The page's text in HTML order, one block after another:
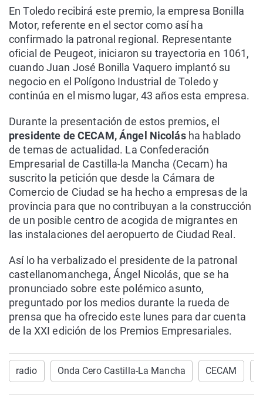
En Toledo recibirá este premio, la empresa Bonilla
Motor, referente en el sector como así ha
confirmado la patronal regional. Representante
oficial de Peugeot, iniciaron su trayectoria en 1061,
cuando Juan José Bonilla Vaquero implantó su
negocio en el Polígono Industrial de Toledo y
continúa en el mismo lugar, 43 años esta empresa.
Durante la presentación de estos premios, el
presidente de CECAM, Ángel Nicolásha hablado
de temas de actualidad. La Confederación
Empresarial de Castilla-la Mancha (Cecam) ha
suscrito la petición que desde la Cámara de
Comercio de Ciudad se ha hecho a empresas de la
provincia para que no contribuyan a la construcción
de un posible centro de acogida de migrantes en
las instalaciones del aeropuerto de Ciudad Real.
Así lo ha verbalizado el presidente de la patronal
castellanomanchega, Ángel Nicolás, que se ha
pronunciado sobre este polémico asunto,
preguntado por los medios durante la rueda de
prensa que ha ofrecido este lunes para dar cuenta
de la XXI edición de los Premios Empresariales.
radio Onda Cero Castilla-La Mancha CECAM